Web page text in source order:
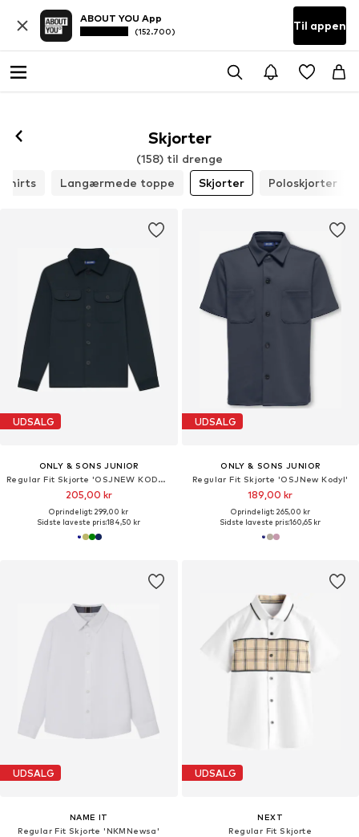
ABOUT YOU App
(152.700) Til appen
Skjorter
(158) til drenge
shirts
Langærmede toppe Skjorter Poloskjorter
UDSALG
ONLY & SONS JUNIOR
Regular Fit Skjorte 'OSJNEW KODYL'
205,00 kr
Oprindeligt: 299,00 kr
Sidste laveste pris:184,50 kr
UDSALG
ONLY & SONS JUNIOR
Regular Fit Skjorte 'OSJNew Kodyl'
189,00 kr
Oprindeligt: 265,00 kr
Sidste laveste pris:160,65 kr
UDSALG
NAME IT
Regular Fit Skjorte 'NKMNewsa'
UDSALG
NEXT
Regular Fit Skjorte